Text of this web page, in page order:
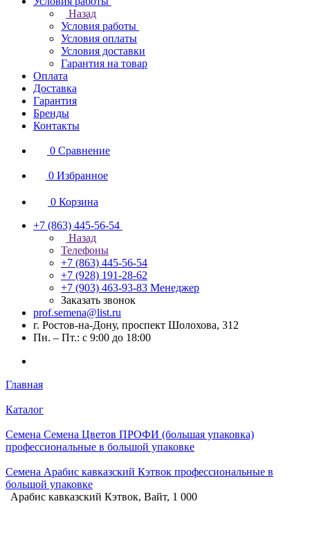
Назад
Условия работы
Условия оплаты
Условия доставки
Гарантия на товар
Оплата
Доставка
Гарантия
Бренды
Контакты
0 Сравнение
0 Избранное
0 Корзина
+7 (863) 445-56-54
Назад
Телефоны
+7 (863) 445-56-54
+7 (928) 191-28-62
+7 (903) 463-93-83 Менеджер
Заказать звонок
prof.semena@list.ru
г. Ростов-на-Дону, проспект Шолохова, 312
Пн. – Пт.: с 9:00 до 18:00
Главная
Каталог
Семена Семена Цветов ПРОФИ (большая упаковка)
профессиональные в большой упаковке
Семена Арабис кавказский Кэтвок профессиональные в
большой упаковке
Арабис кавказский Кэтвок, Вайт, 1 000